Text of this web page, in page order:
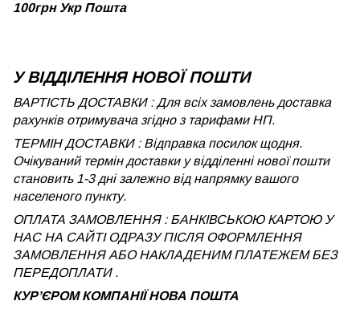
100грн Укр Пошта
У ВІДДІЛЕННЯ НОВОЇ ПОШТИ
ВАРТІСТЬ ДОСТАВКИ : Для всіх замовлень доставка
рахунків отримувача згідно з тарифами НП.
ТЕРМІН ДОСТАВКИ : Відправка посилок щодня.
Очікуваний термін доставки у відділенні нової пошти
становить 1-3 дні залежно від напрямку вашого
населеного пункту.
ОПЛАТА ЗАМОВЛЕННЯ : БАНКІВСЬКОЮ КАРТОЮ У
НАС НА САЙТІ ОДРАЗУ ПІСЛЯ ОФОРМЛЕННЯ
ЗАМОВЛЕННЯ АБО НАКЛАДЕНИМ ПЛАТЕЖЕМ БЕЗ
ПЕРЕДОПЛАТИ .
КУРʼЄРОМ КОМПАНІЇ НОВА ПОШТА